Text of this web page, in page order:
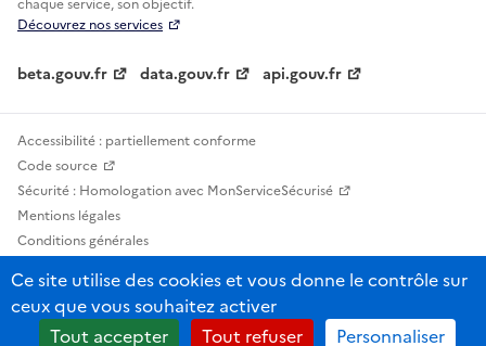
chaque service, son objectif.
Découvrez nos services
beta.gouv.fr data.gouv.fr api.gouv.fr
Accessibilité : partiellement conforme
Code source
Sécurité : Homologation avec MonServiceSécurisé
Mentions légales
Conditions générales
Statistiques, lexiques et indicateurs
Sauf mention contraire, tous les contenus de ce site sont sous licence
etalab-2.0
Ce site utilise des cookies et vous donne le contrôle sur
ceux que vous souhaitez activer
Tout accepter
Tout refuser Personnaliser